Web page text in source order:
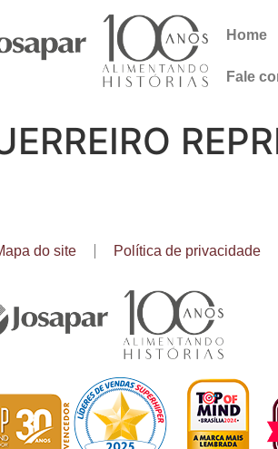
Home
Fale
do site Política de privacidade